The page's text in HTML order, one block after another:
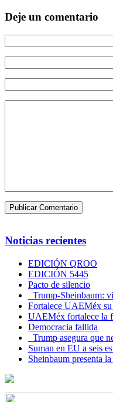
Deje un comentario
Noticias recientes
EDICIÓN QROO
EDICIÓN 5445
Pacto de silencio
Trump-Sheinbaum:
Fortalece UAEMéx su
UAEMéx fortalece la
Democracia fallida
Trump asegura que
Suman en EU a seis
Sheinbaum presenta